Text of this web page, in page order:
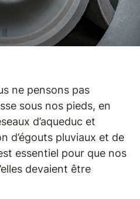
ne pensons pas
sous nos pieds, en
d’aqueduc et
d’égouts pluviaux et de
essentiel pour que nos
devaient être